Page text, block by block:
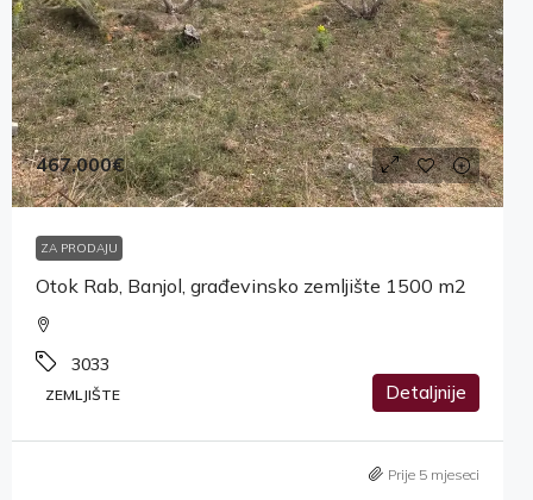
467,000€
ZA PRODAJU
Otok Rab, Banjol, građevinsko zemljište 1500 m2
3033
ZEMLJIŠTE Detaljnije
Prije 5 mjeseci